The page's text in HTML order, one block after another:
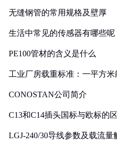
无缝钢管的常用规格及壁厚
生活中常见的传感器有哪些呢
PE100管材的含义是什么
工业厂房载重标准：一平方
CONOSTAN公司简介
C13和C14插头国标与欧标的
LGJ-240/30导线参数及载流量